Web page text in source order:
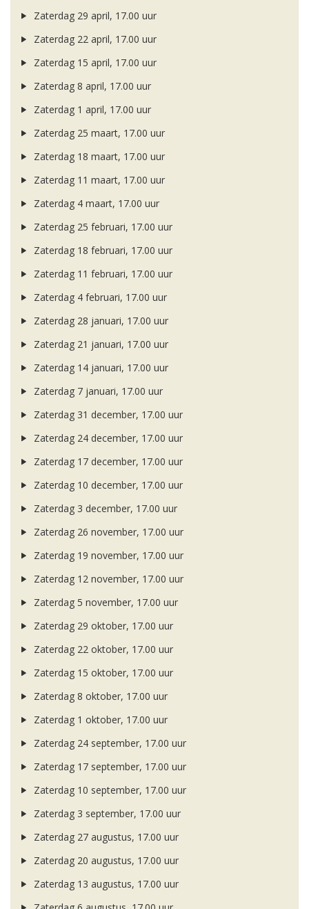
Zaterdag 29 april, 17.00 uur
Zaterdag 22 april, 17.00 uur
Zaterdag 15 april, 17.00 uur
Zaterdag 8 april, 17.00 uur
Zaterdag 1 april, 17.00 uur
Zaterdag 25 maart, 17.00 uur
Zaterdag 18 maart, 17.00 uur
Zaterdag 11 maart, 17.00 uur
Zaterdag 4 maart, 17.00 uur
Zaterdag 25 februari, 17.00 uur
Zaterdag 18 februari, 17.00 uur
Zaterdag 11 februari, 17.00 uur
Zaterdag 4 februari, 17.00 uur
Zaterdag 28 januari, 17.00 uur
Zaterdag 21 januari, 17.00 uur
Zaterdag 14 januari, 17.00 uur
Zaterdag 7 januari, 17.00 uur
Zaterdag 31 december, 17.00 uur
Zaterdag 24 december, 17.00 uur
Zaterdag 17 december, 17.00 uur
Zaterdag 10 december, 17.00 uur
Zaterdag 3 december, 17.00 uur
Zaterdag 26 november, 17.00 uur
Zaterdag 19 november, 17.00 uur
Zaterdag 12 november, 17.00 uur
Zaterdag 5 november, 17.00 uur
Zaterdag 29 oktober, 17.00 uur
Zaterdag 22 oktober, 17.00 uur
Zaterdag 15 oktober, 17.00 uur
Zaterdag 8 oktober, 17.00 uur
Zaterdag 1 oktober, 17.00 uur
Zaterdag 24 september, 17.00 uur
Zaterdag 17 september, 17.00 uur
Zaterdag 10 september, 17.00 uur
Zaterdag 3 september, 17.00 uur
Zaterdag 27 augustus, 17.00 uur
Zaterdag 20 augustus, 17.00 uur
Zaterdag 13 augustus, 17.00 uur